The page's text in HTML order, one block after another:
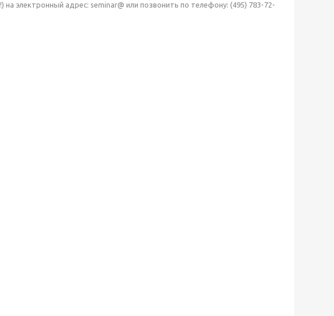
!) на электронный адрес: seminar@ или позвонить по телефону: (495) 783-72-